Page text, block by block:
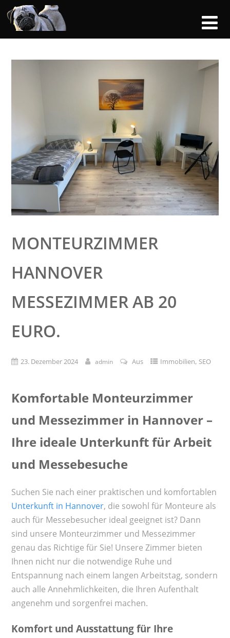
MONTEURZIMMER
HANNOVER
MESSEZIMMER AB 20
EURO.
23. Dezember 2024 admin Aus Immobilien, SEO
Komfortable Monteurzimmer
und Messezimmer in Hannover –
Ihre ideale Unterkunft für Arbeit
und Messebesuche
Suchen Sie nach einer praktischen und komfortablen
Unterkunft in Hannover, die sowohl für Monteure als
auch für Messebesucher ideal geeignet ist? Dann
sind unsere Monteurzimmer und Messezimmer
genau das Richtige für Sie! Unsere Zimmer bieten
Ihnen nicht nur die notwendige Ruhe und
Entspannung nach einem langen Arbeitstag, sondern
auch alle Annehmlichkeiten, die Ihren Aufenthalt
angenehm und sorgenfrei machen.
Komfort und Ausstattung für Ihre